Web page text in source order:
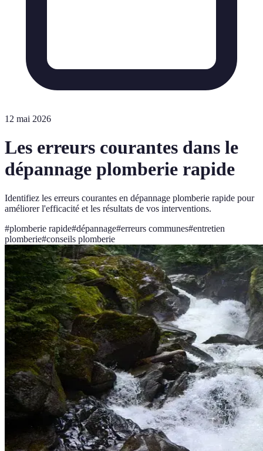
12 mai 2026
Les erreurs courantes dans le
dépannage plomberie rapide
Identifiez les erreurs courantes en dépannage plomberie rapide pour
améliorer l'efficacité et les résultats de vos interventions.
#plomberie rapide#dépannage#erreurs communes#entretien
plomberie#conseils plomberie